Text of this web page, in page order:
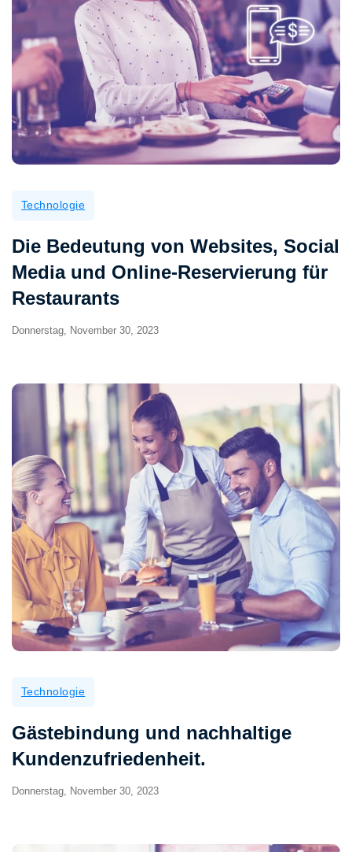
Technologie
Die Bedeutung von Websites, Social
Media und Online-Reservierung für
Restaurants
Donnerstag, November 30, 2023
Technologie
Gästebindung und nachhaltige
Kundenzufriedenheit.
Donnerstag, November 30, 2023